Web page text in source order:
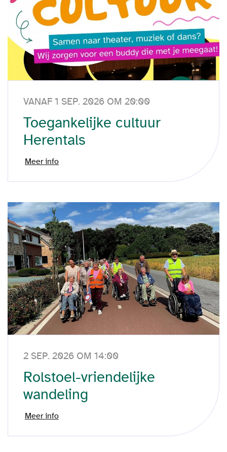
VANAF 1 SEP. 2026 OM 20:00
Toegankelijke cultuur
Herentals
Meer info
2 SEP. 2026 OM 14:00
Rolstoel-vriendelijke
wandeling
Meer info